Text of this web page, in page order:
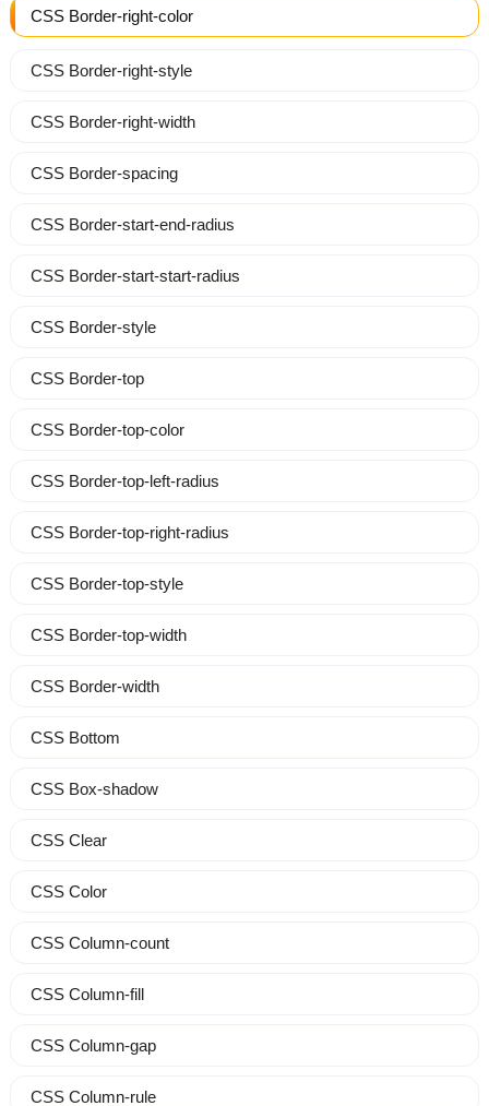
CSS Border-right-color
CSS Border-right-style
CSS Border-right-width
CSS Border-spacing
CSS Border-start-end-radius
CSS Border-start-start-radius
CSS Border-style
CSS Border-top
CSS Border-top-color
CSS Border-top-left-radius
CSS Border-top-right-radius
CSS Border-top-style
CSS Border-top-width
CSS Border-width
CSS Bottom
CSS Box-shadow
CSS Clear
CSS Color
CSS Column-count
CSS Column-fill
CSS Column-gap
CSS Column-rule